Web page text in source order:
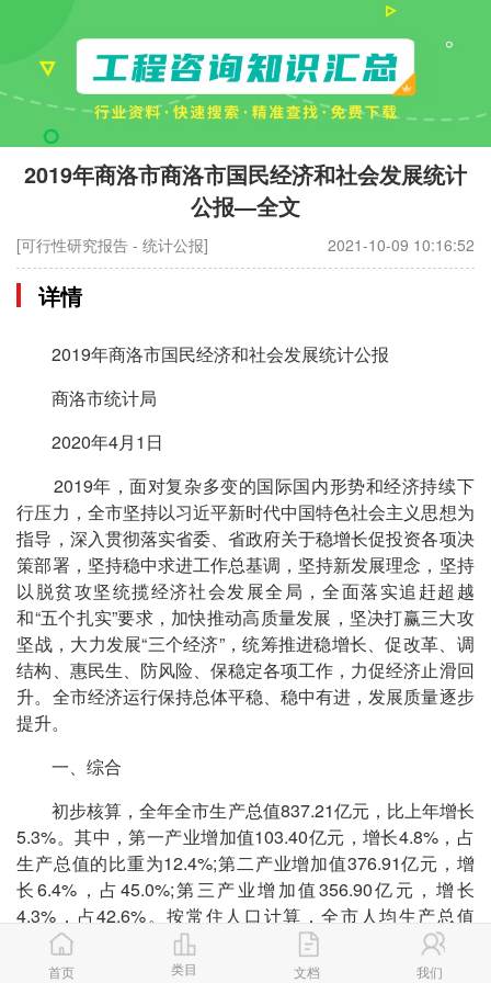
2019年商洛市商洛市国民经济和社会发展统计
公报—全文
[可行性研究报告 - 统计公报] 2021-10-09 10:16:52
详情
2019年商洛市国民经济和社会发展统计公报
商洛市统计局
2020年4月1日
2019年，面对复杂多变的国际国内形势和经济持续下
行压力，全市坚持以习近平新时代中国特色社会主义思想为
指导，深入贯彻落实省委、省政府关于稳增长促投资各项决
策部署，坚持稳中求进工作总基调，坚持新发展理念，坚持
以脱贫攻坚统揽经济社会发展全局，全面落实追赶超越
和“五个扎实”要求，加快推动高质量发展，坚决打赢三大攻
坚战，大力发展“三个经济”，统筹推进稳增长、促改革、调
结构、惠民生、防风险、保稳定各项工作，力促经济止滑回
升。全市经济运行保持总体平稳、稳中有进，发展质量逐步
提升。
一、综合
初步核算，全年全市生产总值837.21亿元，比上年增长
5.3%。其中，第一产业增加值103.40亿元，增长4.8%，占
生产总值的比重为12.4%;第二产业增加值376.91亿元，增
长6.4%，占45.0%;第三产业增加值356.90亿元，增长
4.3%，占42.6%。按常住人口计算，全市人均生产总值
35181元，比上年增长5.3%。非公有制经济实现增加值
478.89亿元，占全市生产总值比重为57.2%。
首页 类目 文档 我们